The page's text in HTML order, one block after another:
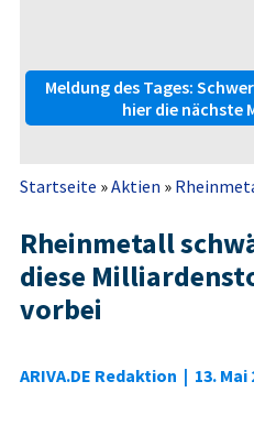
Meldung des Tages:
hier die nächste
Startseite »Aktien »
Rheinmetall
diese
vorbei
ARIVA.DE Redaktion | 13. Mai